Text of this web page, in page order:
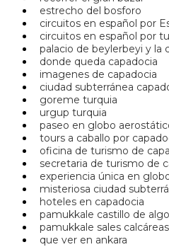
estrecho del bosforo
circuitos en español por
circuitos en español por
palacio de beylerbeyi y la
donde queda capadocia
imagenes de capadocia
ciudad subterránea
goreme turquia
urgup turquia
paseo en globo
tours a caballo por
oficina de turismo de
secretaria de turismo de
experiencia única en
misteriosa ciudad
hoteles en capadocia
pamukkale castillo de
pamukkale sales calcáreas
que ver en ankara